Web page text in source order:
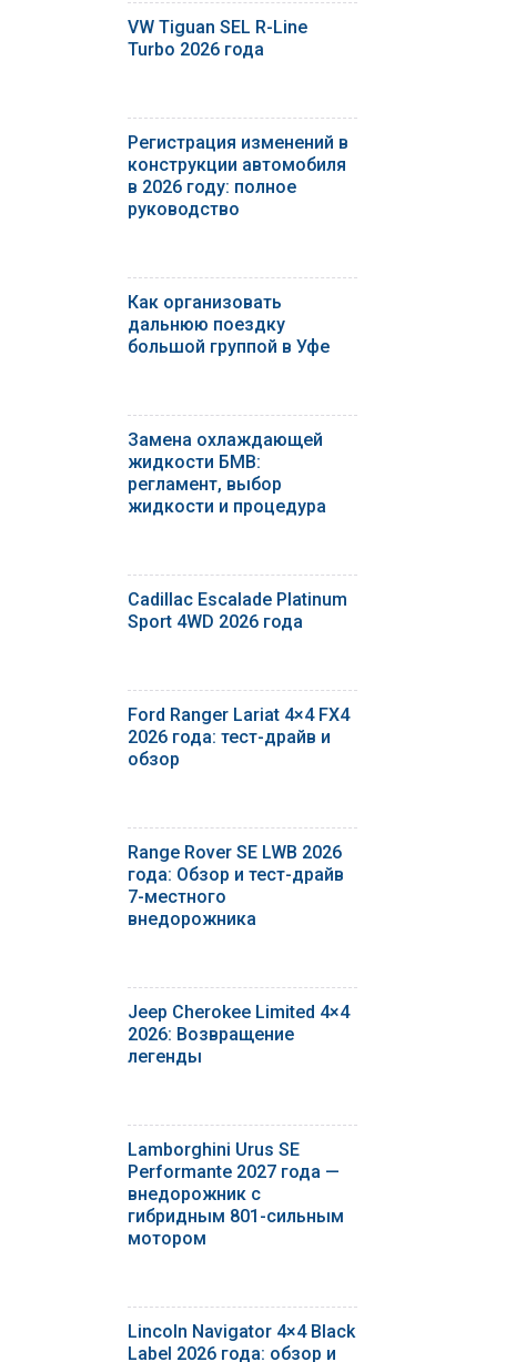
VW Tiguan SEL R-Line
Turbo 2026 года
Регистрация изменений в
конструкции автомобиля
в 2026 году: полное
руководство
Как организовать
дальнюю поездку
большой группой в Уфе
Замена охлаждающей
жидкости БМВ:
регламент, выбор
жидкости и процедура
Cadillac Escalade Platinum
Sport 4WD 2026 года
Ford Ranger Lariat 4×4 FX4
2026 года: тест-драйв и
обзор
Range Rover SE LWB 2026
года: Обзор и тест-драйв
7-местного
внедорожника
Jeep Cherokee Limited 4×4
2026: Возвращение
легенды
Lamborghini Urus SE
Performante 2027 года —
внедорожник с
гибридным 801-сильным
мотором
Lincoln Navigator 4×4 Black
Label 2026 года: обзор и